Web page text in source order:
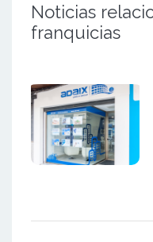
Noticias
franquicias